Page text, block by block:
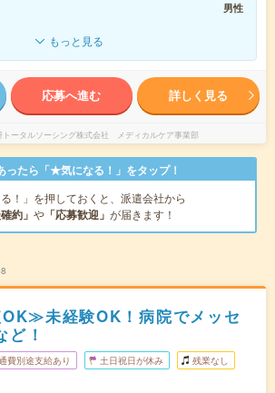
男性
もっと見る
応募へ進む 詳しく見る
トータルソーシング株式会社 メディカルケア事業部
ったら「★気になる！」をタップ！
る！」を押しておくと、派遣会社から
約」 や 「応募歓迎」 が届きます！
未経験OK！病院でメッセ
ど！
費別途支給あり 土日祝日が休み 残業なし